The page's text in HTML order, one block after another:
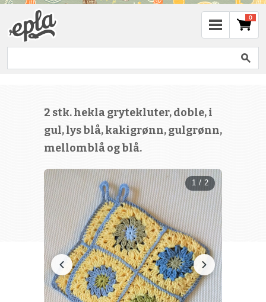
0
2 stk. hekla grytekluter, doble, i
gul, lys blå, kakigrønn, gulgrønn,
mellomblå og blå.
1 / 2